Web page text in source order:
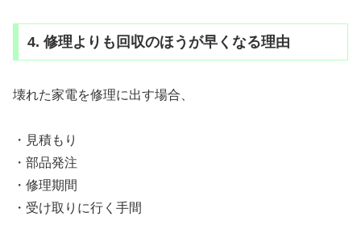
4. 修理よりも回収のほうが早くなる理由
壊れた家電を修理に出す場合、
・見積もり
・部品発注
・修理期間
・受け取りに行く手間